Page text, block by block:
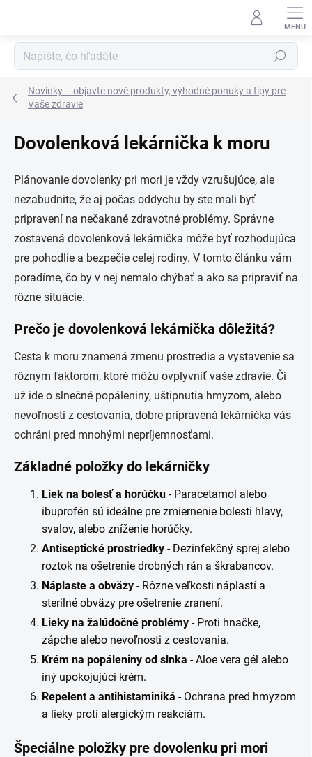
Hľadať
Novinky – objavte nové produkty, výhodné ponuky a tipy pre
Vaše zdravie
Dovolenková lekárnička k moru
Plánovanie dovolenky pri mori je vždy vzrušujúce, ale
nezabudnite, že aj počas oddychu by ste mali byť
pripravení na nečakané zdravotné problémy. Správne
zostavená dovolenková lekárnička môže byť rozhodujúca
pre pohodlie a bezpečie celej rodiny. V tomto článku vám
poradíme, čo by v nej nemalo chýbať a ako sa pripraviť na
rôzne situácie.
Prečo je dovolenková lekárnička dôležitá?
Cesta k moru znamená zmenu prostredia a vystavenie sa
rôznym faktorom, ktoré môžu ovplyvniť vaše zdravie. Či
už ide o slnečné popáleniny, uštipnutia hmyzom, alebo
nevoľnosti z cestovania, dobre pripravená lekárnička vás
ochráni pred mnohými nepríjemnosťami.
Základné položky do lekárničky
Liek na bolesť a horúčku - Paracetamol alebo
ibuprofén sú ideálne pre zmiernenie bolesti hlavy,
svalov, alebo zníženie horúčky.
Antiseptické prostriedky - Dezinfekčný sprej alebo
roztok na ošetrenie drobných rán a škrabancov.
Náplaste a obväzy - Rôzne veľkosti náplastí a
sterilné obväzy pre ošetrenie zranení.
Lieky na žalúdočné problémy - Proti hnačke,
zápche alebo nevoľnosti z cestovania.
Krém na popáleniny od slnka - Aloe vera gél alebo
iný upokojujúci krém.
Repelent a antihistaminiká - Ochrana pred hmyzom
a lieky proti alergickým reakciám.
Špeciálne položky pre dovolenku pri mori